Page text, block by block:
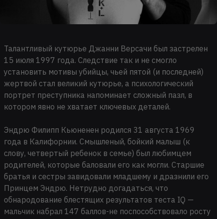
Талантливый кутюрье Джанни Версачи был застрелен
15 июля 1997 года. Следствие так и не смогло
установить мотивы убийцы, чьей пятой (и последней)
жертвой стал великий кутюрье, а психологический
портрет преступника напоминает сложный пазл, в
котором явно не хватает ключевых деталей.
Эндрю Филипп Кьюненен родился 31 августа 1969
года в Калифорнии. Смышленый, бойкий малыш (к
слову, четвертый ребенок в семье) был любимцем
родителей, которые баловали его как могли. Старшие
братья и сестры завидовали младшему и дразнили его
Принцем Эндрю. Нетрудно догадаться, что
обнародование блестящих результатов теста IQ —
мальчик набрал 147 баллов-не поспособствовало росту